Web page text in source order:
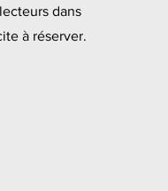
dans
à réserver.